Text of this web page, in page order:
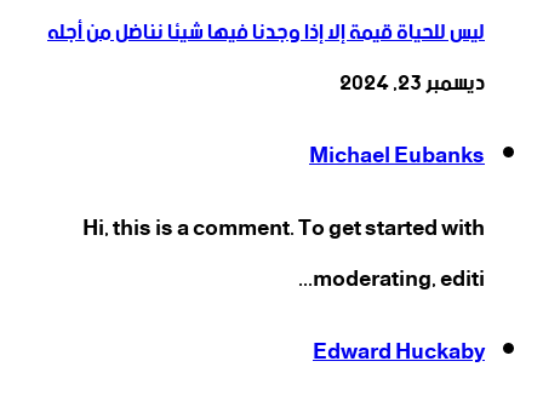
ليس للحياة قيمة إلا إذا وجدنا فيها شيئا نناضل من أجله
ديسمبر 23, 2024
Michael Eubanks
Hi, this is a comment. To get started with
moderating, editi...
Edward Huckaby